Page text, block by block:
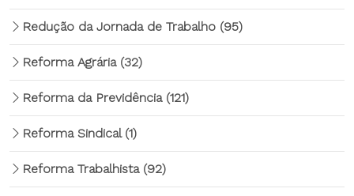
Redução da Jornada de Trabalho (95)
Reforma Agrária (32)
Reforma da Previdência (121)
Reforma Sindical (1)
Reforma Trabalhista (92)